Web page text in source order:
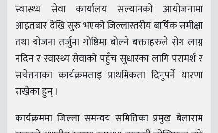
स्वास्थ्य सेवा कार्यालय सल्यानको आयोजनामा
आइतबार देखि सुरु भएको जिल्लास्तरीय बार्षिक समीक्षा
तथा योजना तर्जुमा गोष्ठिमा बोल्ने बक्ताहरुले रोग लाग्न
नदिन र स्वास्थ्य सेवाको पहुँच सुधारका लागि परामर्श र
सचेतनाका कार्यक्रमलाइ प्राथमिकता दिनुपर्ने धारणा
राखेका हुन् ।
कार्यक्रममा जिल्ला समन्वय समितिका प्रमुख बेलाराम